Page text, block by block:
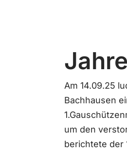
Am 14.09.25
Bachhausen
um den
berichtete der